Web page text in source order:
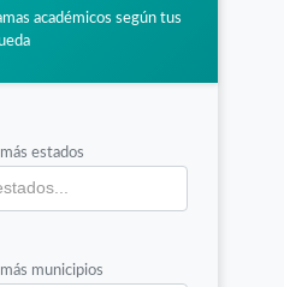
académicos según tus
estados
municipios